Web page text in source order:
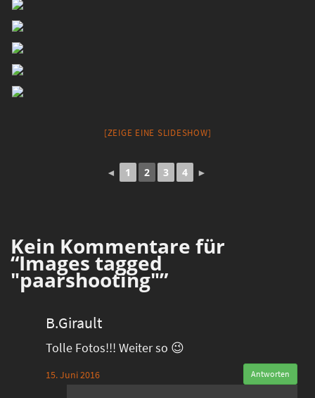
[ZEIGE EINE SLIDESHOW]
◄ 1 2 3 4 ►
Kein Kommentare für
“Images tagged
"paarshooting"”
B.Girault
Tolle Fotos!!! Weiter so 😉
15. Juni 2016 Antworten